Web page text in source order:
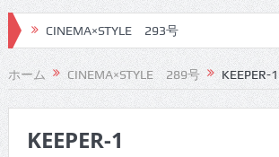
CINEMA×STYLE 293号
CINEMA×STYLE 292号
CINEMA×STYLE 291号
CINEMA×STYLE 290号
ホーム CINEMA×STYLE 289号 KEEPER-1
KEEPER-1